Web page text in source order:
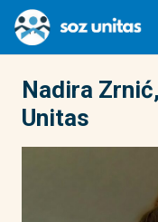
Nadira
Unitas